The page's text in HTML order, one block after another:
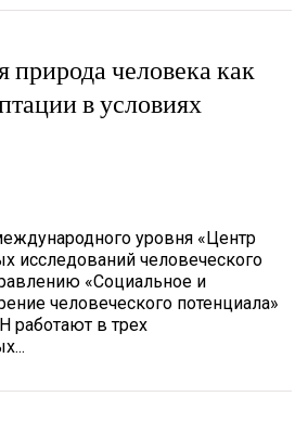
природа человека как
в условиях
уровня «Центр
исследований человеческого
«Социальное и
человеческого потенциала»
работают в трех